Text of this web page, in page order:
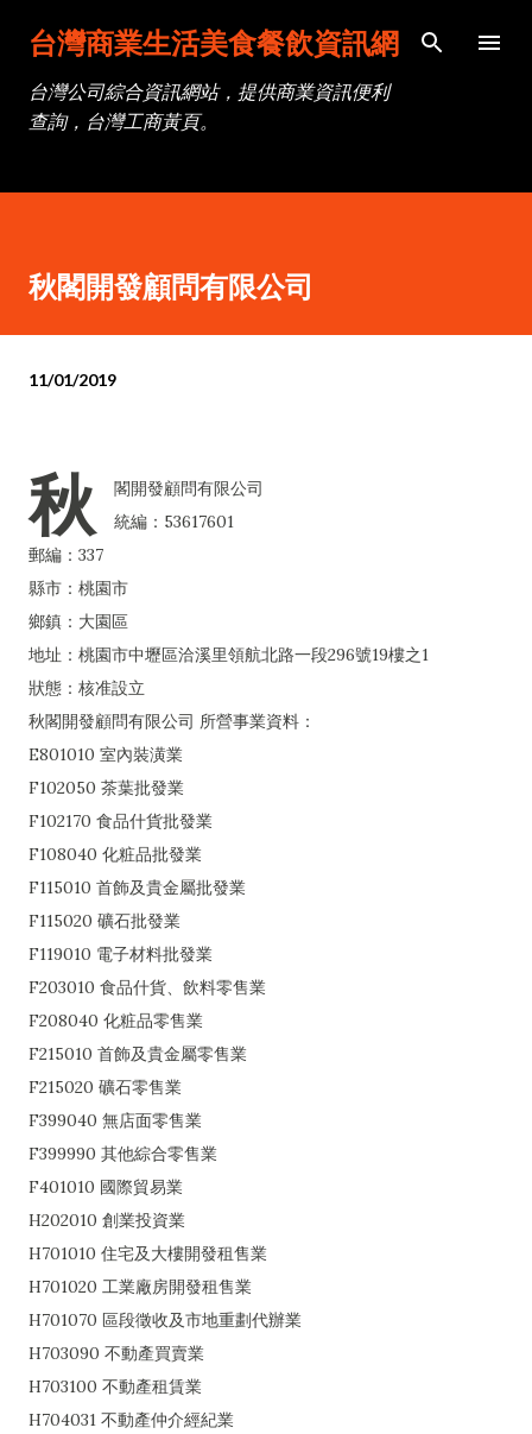
跳到主要內容
台灣商業生活美食餐飲資訊網
台灣公司綜合資訊網站，提供商業資訊便利
查詢，台灣工商黃頁。
秋閣開發顧問有限公司
11/01/2019
秋
閣開發顧問有限公司
統編：53617601
郵編：337
縣市：桃園市
鄉鎮：大園區
地址：桃園市中壢區洽溪里領航北路一段296號19樓之1
狀態：核准設立
秋閣開發顧問有限公司 所營事業資料：
E801010 室內裝潢業
F102050 茶葉批發業
F102170 食品什貨批發業
F108040 化粧品批發業
F115010 首飾及貴金屬批發業
F115020 礦石批發業
F119010 電子材料批發業
F203010 食品什貨、飲料零售業
F208040 化粧品零售業
F215010 首飾及貴金屬零售業
F215020 礦石零售業
F399040 無店面零售業
F399990 其他綜合零售業
F401010 國際貿易業
H202010 創業投資業
H701010 住宅及大樓開發租售業
H701020 工業廠房開發租售業
H701070 區段徵收及市地重劃代辦業
H703090 不動產買賣業
H703100 不動產租賃業
H704031 不動產仲介經紀業